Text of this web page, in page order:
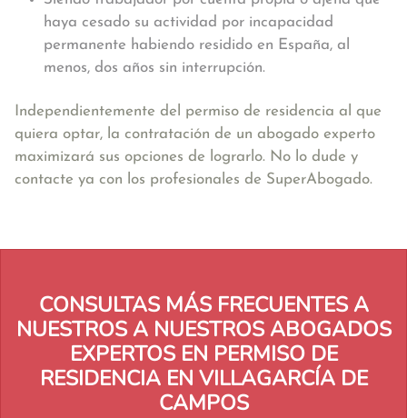
haya cesado su actividad por incapacidad
permanente habiendo residido en España, al
menos, dos años sin interrupción.
Independientemente del permiso de residencia al que
quiera optar, la contratación de un abogado experto
maximizará sus opciones de lograrlo. No lo dude y
contacte ya con los profesionales de SuperAbogado.
CONSULTAS MÁS FRECUENTES A
NUESTROS A NUESTROS ABOGADOS
EXPERTOS EN PERMISO DE
RESIDENCIA EN VILLAGARCÍA DE
CAMPOS